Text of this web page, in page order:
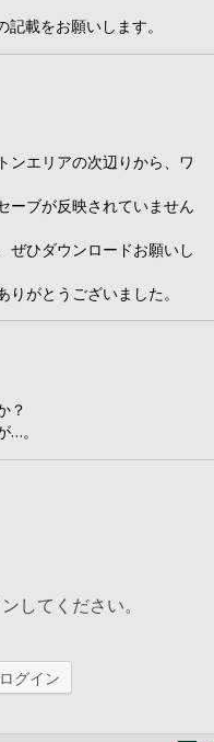
載をお願いします。
ンエリアの次辺りから、ワ
ーブが反映されていません
ぜひダウンロードお願いし
がとうございました。
？
…。
してください。
グイン